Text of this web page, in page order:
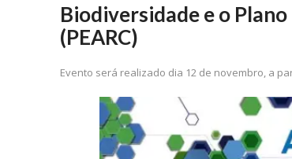
Biodiversidade e o
(PEARC)
Evento será realizado dia 12 de novembro, a